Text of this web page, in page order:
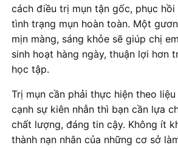
cách điều trị mụn tận gốc, phục
tình trạng mụn hoàn toàn. Một
mịn màng, sáng khỏe sẽ giúp chị
sinh hoạt hàng ngày, thuận lợi hơn
học tập.
Trị mụn cần phải thực hiện theo
cạnh sự kiên nhẫn thì bạn cần lựa
chất lượng, đáng tin cậy. Không ít
thành nạn nhân của những cơ sở